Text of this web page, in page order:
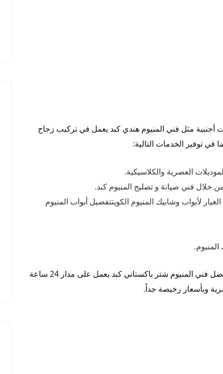
أجنبية مثل فني المنيوم هندي كبد يعمل في تركيب زجاج
في توفير الخدمات التالية:
العصرية والكلاسيكية.
خلال فني صيانة و تصليح المنيوم كبد.
لأبواب وشابيك المنيوم الكويتتفصيل أبواب المنيوم
خدماتنا متاحة في كافة مناطق كبد لذلك نوفر لكم أفضل فني المنيوم شتر باكستاني كبد يعمل على مدار 24 ساعة
وبأسعار رخيصة جداً.